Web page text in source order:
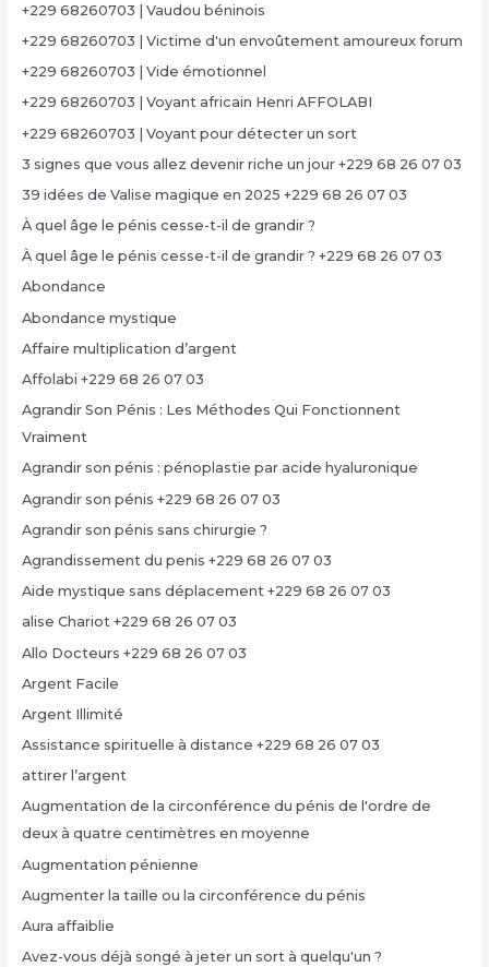
+229 68260703 | Vaudou béninois
+229 68260703 | Victime d'un envoûtement amoureux forum
+229 68260703 | Vide émotionnel
+229 68260703 | Voyant africain Henri AFFOLABI
+229 68260703 | Voyant pour détecter un sort
3 signes que vous allez devenir riche un jour +229 68 26 07 03
39 idées de Valise magique en 2025 +229 68 26 07 03
À quel âge le pénis cesse-t-il de grandir ?
À quel âge le pénis cesse-t-il de grandir ? +229 68 26 07 03
Abondance
Abondance mystique
Affaire multiplication d’argent
Affolabi +229 68 26 07 03
Agrandir Son Pénis : Les Méthodes Qui Fonctionnent
Vraiment
Agrandir son pénis : pénoplastie par acide hyaluronique
Agrandir son pénis +229 68 26 07 03
Agrandir son pénis sans chirurgie ?
Agrandissement du penis +229 68 26 07 03
Aide mystique sans déplacement +229 68 26 07 03
alise Chariot +229 68 26 07 03
Allo Docteurs +229 68 26 07 03
Argent Facile
Argent Illimité
Assistance spirituelle à distance +229 68 26 07 03
attirer l’argent
Augmentation de la circonférence du pénis de l'ordre de
deux à quatre centimètres en moyenne
Augmentation pénienne
Augmenter la taille ou la circonférence du pénis
Aura affaiblie
Avez-vous déjà songé à jeter un sort à quelqu'un ?